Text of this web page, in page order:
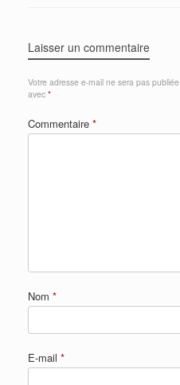
Laisser un commentaire
Votre adresse e-mail ne sera pas publiée.
avec *
Commentaire *
Nom *
E-mail *